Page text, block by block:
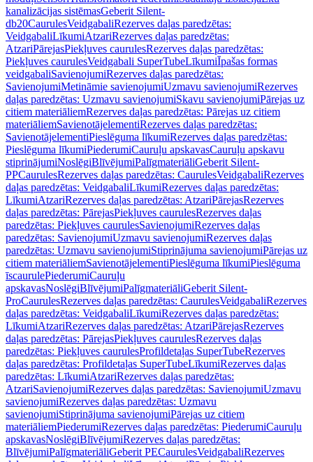
kanalizācijas sistēmasGeberit Silent-
db20CaurulesVeidgabaliRezerves daļas paredzētas:
VeidgabaliLīkumiAtzariRezerves daļas paredzētas:
AtzariPārejasPiekļuves caurulesRezerves daļas paredzētas:
Piekļuves caurulesVeidgabali SuperTubeLīkumiĪpašas formas
veidgabaliSavienojumiRezerves daļas paredzētas:
SavienojumiMetināmie savienojumiUzmavu savienojumiRezerves
daļas paredzētas: Uzmavu savienojumiSkavu savienojumiPārejas uz
citiem materiāliemRezerves daļas paredzētas: Pārejas uz citiem
materiāliemSavienotājelementiRezerves daļas paredzētas:
SavienotājelementiPieslēguma līkumiRezerves daļas paredzētas:
Pieslēguma līkumiPiederumiCauruļu apskavasCauruļu apskavu
stiprinājumiNoslēgiBlīvējumiPalīgmateriāliGeberit Silent-
PPCaurulesRezerves daļas paredzētas: CaurulesVeidgabaliRezerves
daļas paredzētas: VeidgabaliLīkumiRezerves daļas paredzētas:
LīkumiAtzariRezerves daļas paredzētas: AtzariPārejasRezerves
daļas paredzētas: PārejasPiekļuves caurulesRezerves daļas
paredzētas: Piekļuves caurulesSavienojumiRezerves daļas
paredzētas: SavienojumiUzmavu savienojumiRezerves daļas
paredzētas: Uzmavu savienojumiStiprinājuma savienojumiPārejas uz
citiem materiāliemSavienotājelementiPieslēguma līkumiPieslēguma
īscaurulePiederumiCauruļu
apskavasNoslēgiBlīvējumiPalīgmateriāliGeberit Silent-
ProCaurulesRezerves daļas paredzētas: CaurulesVeidgabaliRezerves
daļas paredzētas: VeidgabaliLīkumiRezerves daļas paredzētas:
LīkumiAtzariRezerves daļas paredzētas: AtzariPārejasRezerves
daļas paredzētas: PārejasPiekļuves caurulesRezerves daļas
paredzētas: Piekļuves caurulesProfildetaļas SuperTubeRezerves
daļas paredzētas: Profildetaļas SuperTubeLīkumiRezerves daļas
paredzētas: LīkumiAtzariRezerves daļas paredzētas:
AtzariSavienojumiRezerves daļas paredzētas: SavienojumiUzmavu
savienojumiRezerves daļas paredzētas: Uzmavu
savienojumiStiprinājuma savienojumiPārejas uz citiem
materiāliemPiederumiRezerves daļas paredzētas: PiederumiCauruļu
apskavasNoslēgiBlīvējumiRezerves daļas paredzētas:
BlīvējumiPalīgmateriāliGeberit PECaurulesVeidgabaliRezerves